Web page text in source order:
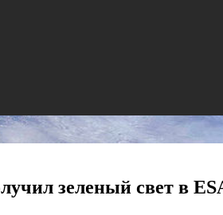
зеленый свет в